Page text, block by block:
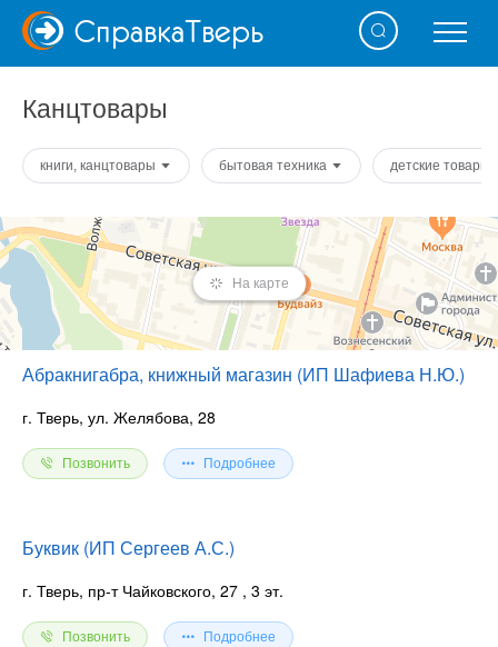
СправкаТверь
Канцтовары
книги, канцтовары бытовая техника детские товары
На карте
Абракнигабра, книжный магазин (ИП Шафиева Н.Ю.)
г. Тверь, ул. Желябова, 28
Позвонить Подробнее
Буквик (ИП Сергеев А.С.)
г. Тверь, пр-т Чайковского, 27 , 3 эт.
Позвонить Подробнее